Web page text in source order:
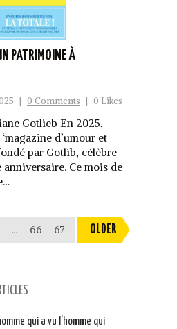
PATRIMOINE À
| 0 Comments | 0 Likes
Gotlieb En 2025,
d’umour et
par Gotlib, célèbre
Ce mois de
… 66 67 OLDER
qui a vu l’homme qui